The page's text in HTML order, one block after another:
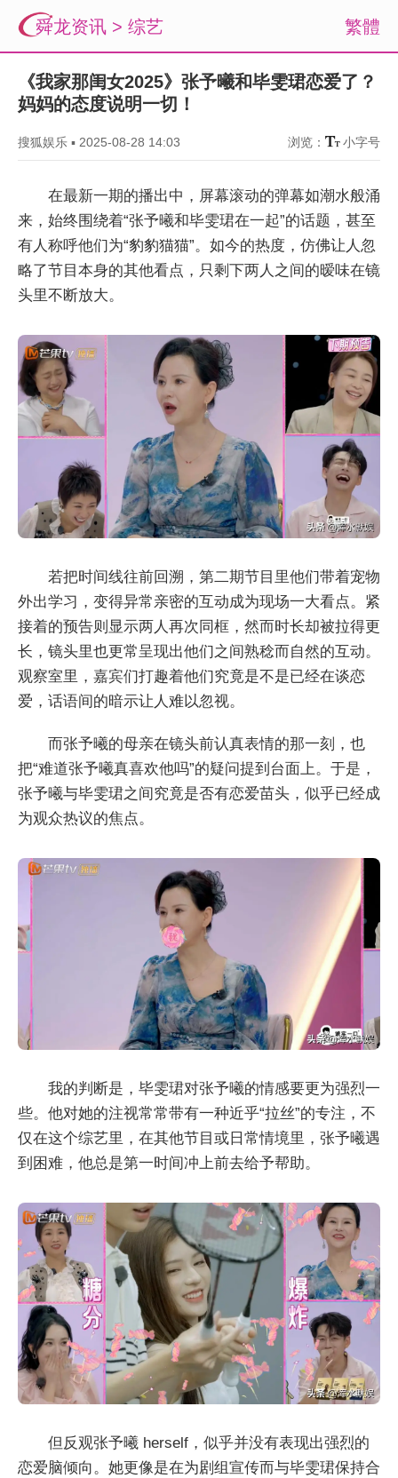
繁體
舜龙资讯 > 综艺
《我家那闺女2025》张予曦和毕雯珺恋爱了？
妈妈的态度说明一切！
搜狐娱乐 ▪ 2025-08-28 14:03 浏览： 小字号
在最新一期的播出中，屏幕滚动的弹幕如潮水般涌
来，始终围绕着“张予曦和毕雯珺在一起”的话题，甚至
有人称呼他们为“豹豹猫猫”。如今的热度，仿佛让人忽
略了节目本身的其他看点，只剩下两人之间的暧味在镜
头里不断放大。
若把时间线往前回溯，第二期节目里他们带着宠物
外出学习，变得异常亲密的互动成为现场一大看点。紧
接着的预告则显示两人再次同框，然而时长却被拉得更
长，镜头里也更常呈现出他们之间熟稔而自然的互动。
观察室里，嘉宾们打趣着他们究竟是不是已经在谈恋
爱，话语间的暗示让人难以忽视。
而张予曦的母亲在镜头前认真表情的那一刻，也
把“难道张予曦真喜欢他吗”的疑问提到台面上。于是，
张予曦与毕雯珺之间究竟是否有恋爱苗头，似乎已经成
为观众热议的焦点。
我的判断是，毕雯珺对张予曦的情感要更为强烈一
些。他对她的注视常常带有一种近乎“拉丝”的专注，不
仅在这个综艺里，在其他节目或日常情境里，张予曦遇
到困难，他总是第一时间冲上前去给予帮助。
但反观张予曦 herself，似乎并没有表现出强烈的
恋爱脑倾向。她更像是在为剧组宣传而与毕雯珺保持合